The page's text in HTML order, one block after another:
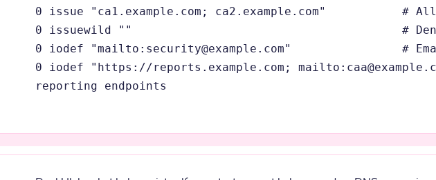
0 issue "ca1.example.com; ca2.example.com"           #
0 issuewild ""                                       # Deny
0 iodef "mailto:security@example.com"                #
0 iodef "https://reports.example.com;
reporting endpoints